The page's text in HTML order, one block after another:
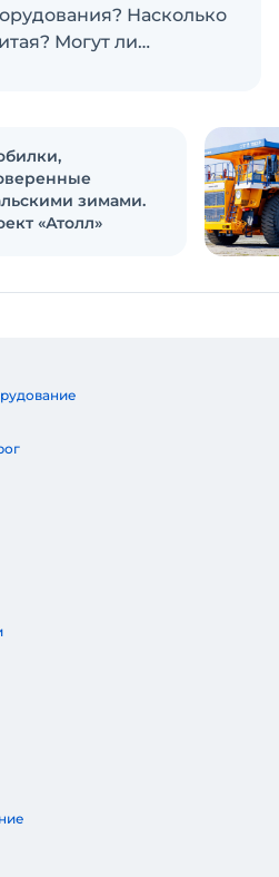
Насколько
Могут ли
производители
подкаста
Ру»
зимами.
«Атолл»